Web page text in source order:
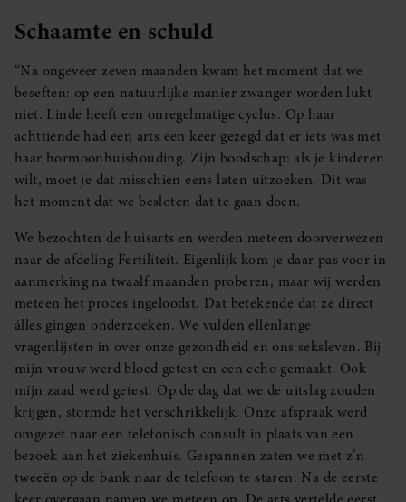
Schaamte en schuld
“Na ongeveer zeven maanden kwam het moment dat we
beseften: op een natuurlijke manier zwanger worden lukt
niet. Linde heeft een onregelmatige cyclus. Op haar
achttiende had een arts een keer gezegd dat er iets was met
haar hormoonhuishouding. Zijn boodschap: als je kinderen
wilt, moet je dat misschien eens laten uitzoeken. Dit was
het moment dat we besloten dat te gaan doen.
We bezochten de huisarts en werden meteen doorverwezen
naar de afdeling Fertiliteit. Eigenlijk kom je daar pas voor in
aanmerking na twaalf maanden proberen, maar wij werden
meteen het proces ingeloodst. Dat betekende dat ze direct
álles gingen onderzoeken. We vulden ellenlange
vragenlijsten in over onze gezondheid en ons seksleven. Bij
mijn vrouw werd bloed getest en een echo gemaakt. Ook
mijn zaad werd getest. Op de dag dat we de uitslag zouden
krijgen, stormde het verschrikkelijk. Onze afspraak werd
omgezet naar een telefonisch consult in plaats van een
bezoek aan het ziekenhuis. Gespannen zaten we met z’n
tweeën op de bank naar de telefoon te staren. Na de eerste